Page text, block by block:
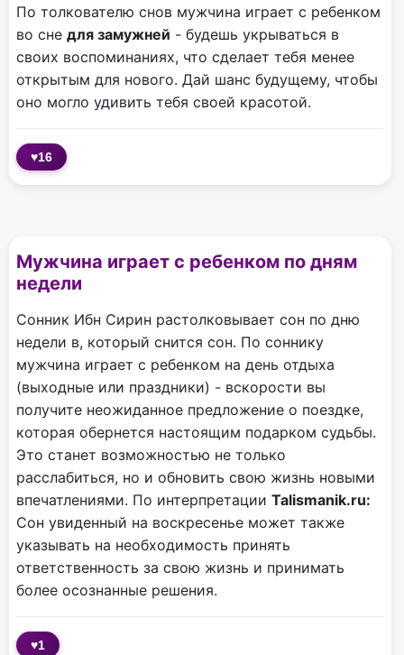
По толкователю снов мужчина играет с ребенком
во сне для замужней - будешь укрываться в
своих воспоминаниях, что сделает тебя менее
открытым для нового. Дай шанс будущему, чтобы
оно могло удивить тебя своей красотой.
♥16
Мужчина играет с ребенком по дням
недели
Сонник Ибн Сирин растолковывает сон по дню
недели в, который снится сон. По соннику
мужчина играет с ребенком на день отдыха
(выходные или праздники) - вскорости вы
получите неожиданное предложение о поездке,
которая обернется настоящим подарком судьбы.
Это станет возможностью не только
расслабиться, но и обновить свою жизнь новыми
впечатлениями. По интерпретации Talismanik.ru:
Сон увиденный на воскресенье может также
указывать на необходимость принять
ответственность за свою жизнь и принимать
более осознанные решения.
♥1